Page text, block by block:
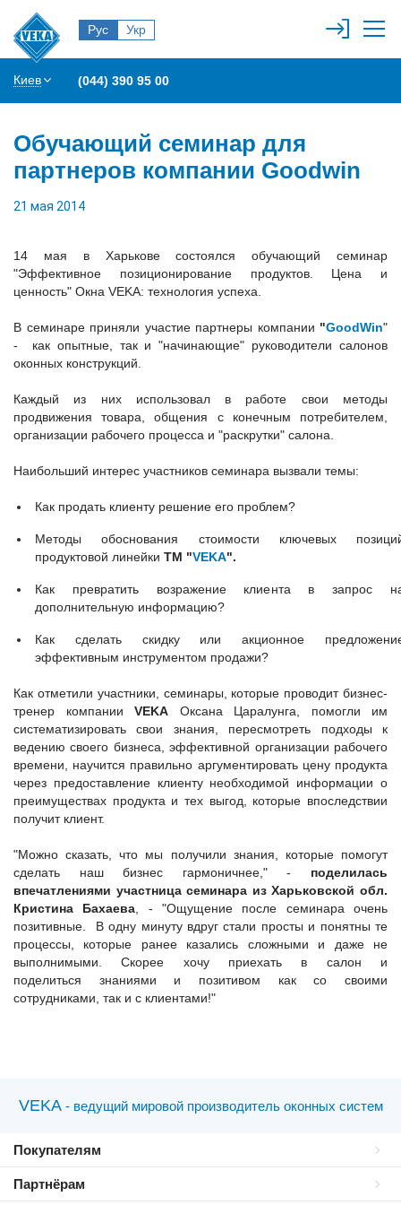
Рус Укр
Киев (044) 390 95 00
Обучающий семинар для
партнеров компании Goodwin
21 мая 2014
14 мая в Харькове состоялся обучающий семинар
"Эффективное позиционирование продуктов. Цена и
ценность" Окна VEKA: технология успеха.
В семинаре приняли участие партнеры компании "GoodWin"
- как опытные, так и "начинающие" руководители салонов
оконных конструкций.
Каждый из них использовал в работе свои методы
продвижения товара, общения с конечным потребителем,
организации рабочего процесса и "раскрутки" салона.
Наибольший интерес участников семинара вызвали темы:
Как продать клиенту решение его проблем?
Методы обоснования стоимости ключевых
продуктовой линейки ТМ "VEKA".
Как превратить возражение клиента в запрос
дополнительную информацию?
Как сделать скидку или акционное
эффективным инструментом продажи?
Как отметили участники, семинары, которые проводит бизнес-
тренер компании VEKA Оксана Царалунга, помогли им
систематизировать свои знания, пересмотреть подходы к
ведению своего бизнеса, эффективной организации рабочего
времени, научится правильно аргументировать цену продукта
через предоставление клиенту необходимой информации о
преимуществах продукта и тех выгод, которые впоследствии
получит клиент.
"Можно сказать, что мы получили знания, которые помогут
сделать наш бизнес гармоничнее," - поделилась
впечатлениями участница семинара из Харьковской обл.
Кристина Бахаева , - "Ощущение после семинара очень
позитивные. В одну минуту вдруг стали просты и понятны те
процессы, которые ранее казались сложными и даже не
выполнимыми. Скорее хочу приехать в салон и
поделиться знаниями и позитивом как со своими
сотрудниками, так и с клиентами!"
VEKA - ведущий мировой производитель оконных систем
Покупателям
Партнёрам